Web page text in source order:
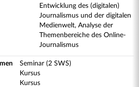
Entwicklung des (digitalen)
Journalismus und der digitalen
Medienwelt, Analyse der
Themenbereiche des Online-
Journalismus
Seminar (2 SWS)
Kursus
Kursus